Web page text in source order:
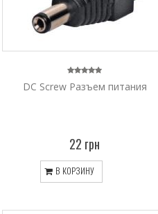
DC Screw Разъем питания
22 грн
В КОРЗИНУ